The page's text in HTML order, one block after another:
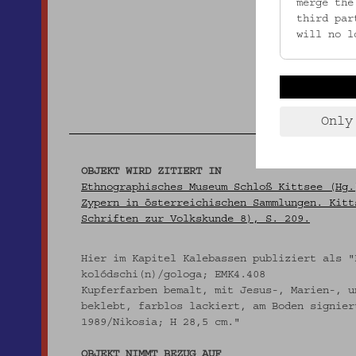
OBJEKT WIRD ZITIERT IN
Ethnographisches Museum Schloß Kittsee
Zypern in österreichischen Sammlungen.
Schriften zur Volkskunde 8), S. 209.
Hier im Kapitel Kalebassen publiziert als
kolódschi(n)/gologa; EMK4.408
Kupferfarben bemalt, mit Jesus-, Marien-,
beklebt, farblos lackiert, am Boden signiert
1989/Nikosia; H 28,5 cm."
merge
third
will no